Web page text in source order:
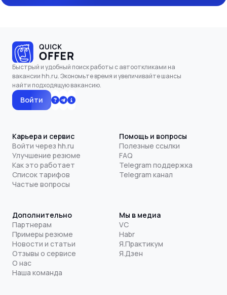
Быстрый и удобный поиск работы с автооткликами на
вакансии hh.ru. Экономьте время и увеличивайте шансы
найти подходящую вакансию.
Войти
Карьера и сервис
Войти через hh.ru
Улучшение резюме
Как это работает
Список тарифов
Частые вопросы
Помощь и вопросы
Полезные ссылки
FAQ
Telegram поддержка
Telegram канал
Дополнительно
Партнерам
Примеры резюме
Новости и статьи
Отзывы о сервисе
О нас
Наша команда
Мы в медиа
VC
Habr
Я.Практикум
Я.Дзен